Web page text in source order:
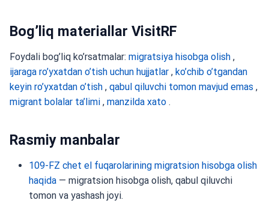
Bog’liq materiallar VisitRF
Foydali bog’liq ko’rsatmalar: migratsiya hisobga olish ,
ijaraga ro’yxatdan o’tish uchun hujjatlar , ko’chib o’tgandan
keyin ro’yxatdan o’tish , qabul qiluvchi tomon mavjud emas ,
migrant bolalar ta’limi , manzilda xato .
Rasmiy manbalar
109-FZ chet el fuqarolarining migratsion hisobga olish
haqida — migratsion hisobga olish, qabul qiluvchi
tomon va yashash joyi.